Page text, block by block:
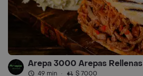
Arepa 3000 Arepas Rellenas
49 min · $ 7000